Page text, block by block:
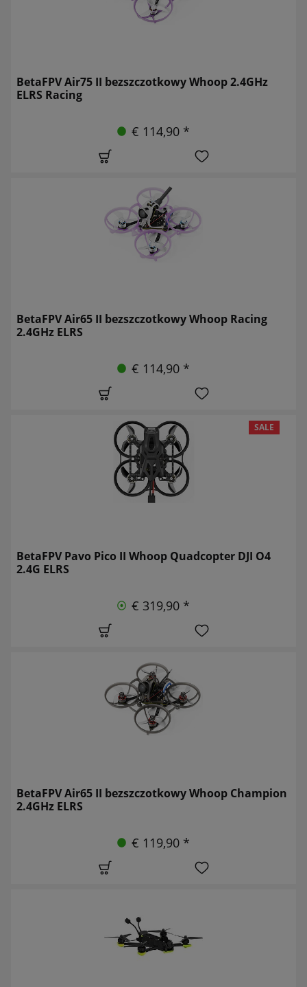
BetaFPV Air75 II bezszczotkowy Whoop 2.4GHz
ELRS Racing
€ 114,90 *
BetaFPV Air65 II bezszczotkowy Whoop Racing
2.4GHz ELRS
€ 114,90 *
SALE
BetaFPV Pavo Pico II Whoop Quadcopter DJI O4
2.4G ELRS
€ 319,90 *
BetaFPV Air65 II bezszczotkowy Whoop Champion
2.4GHz ELRS
€ 119,90 *